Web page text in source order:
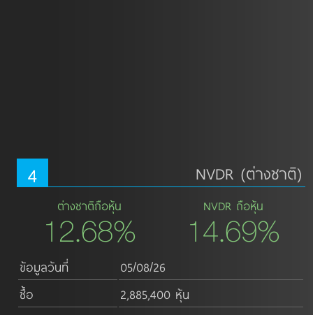
4 NVDR (ต่างชาติ)
ต่างชาติถือหุ้น
12.68%
NVDR ถือหุ้น
14.69%
ข้อมูลวันที่
05/08/26
ซื้อ
2,885,400 หุ้น